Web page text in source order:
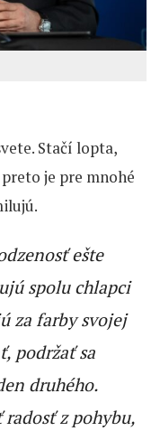
Stačí lopta,
je pre mnohé
ešte
spolu chlapci
za farby svojej
podržať sa
druhého.
z pohybu,